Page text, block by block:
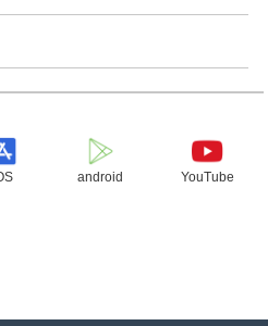
android YouTube